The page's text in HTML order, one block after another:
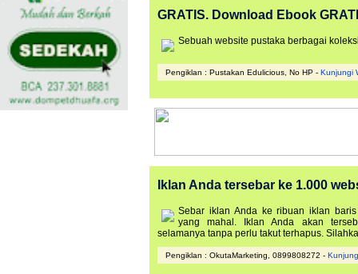
GRATIS. Download Ebook
Sebuah website pustaka berbagai
Pengiklan : Pustakan Edulicious, No HP - Kunjungi
Iklan Anda tersebar ke 1.000
Sebar iklan Anda ke ribuan iklan
yang mahal. Iklan Anda akan
selamanya tanpa perlu takut terhapus.
Pengiklan : OkutaMarketing, 0899808272 -